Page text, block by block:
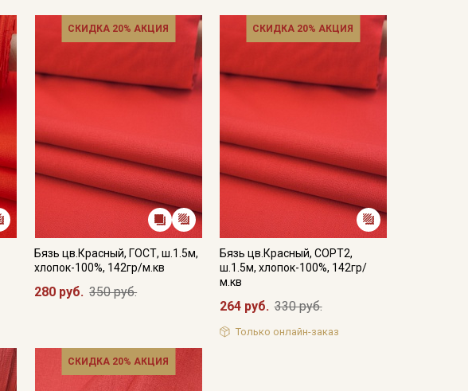
СКИДКА 20% АКЦИЯ
Бязь цв.Красный, ГОСТ, ш.1.5м,
хлопок-100%, 142гр/м.кв
280 руб. 350 руб.
СКИДКА 20% АКЦИЯ
Бязь цв.Красный, СОРТ2,
ш.1.5м, хлопок-100%, 142гр/
м.кв
264 руб. 330 руб.
Только онлайн-заказ
СКИДКА 20% АКЦИЯ